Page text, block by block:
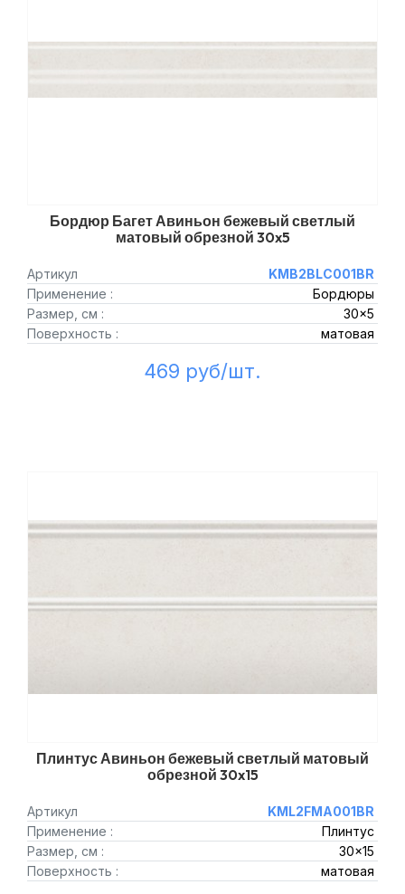
Бордюр Багет Авиньон бежевый светлый
матовый обрезной 30x5
Артикул
KMB2BLC001BR
Применение :
Бордюры
Размер, см :
30x5
Поверхность :
матовая
469 руб/шт.
Плинтус Авиньон бежевый светлый матовый
обрезной 30x15
Артикул
KML2FMA001BR
Применение :
Плинтус
Размер, см :
30x15
Поверхность :
матовая